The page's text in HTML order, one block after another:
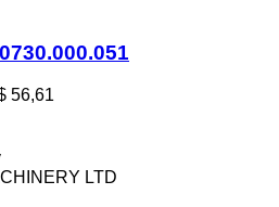
56,61
LTD